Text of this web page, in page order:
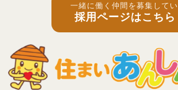
一緒に働く仲間を募集して
採用ページはこち